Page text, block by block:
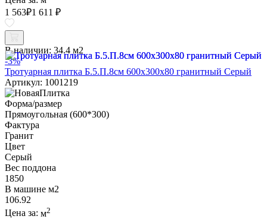
1 563₽1 611 ₽
В наличии: 34.4 м2
-3%
Тротуарная плитка Б.5.П.8см 600х300х80 гранитный Серый
Артикул: 1001219
Форма/размер
Прямоугольная (600*300)
Фактура
Гранит
Цвет
Серый
Вес поддона
1850
В машине м2
106.92
Цена за: м2